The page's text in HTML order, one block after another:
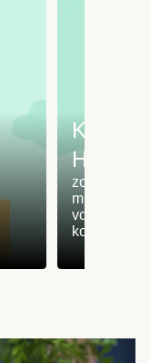
Koken
zorgt voor
minder
koken